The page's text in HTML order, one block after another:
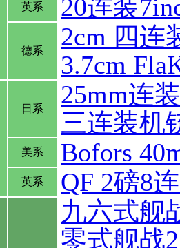
英系 20连装
德系
2cm 四连
3.7cm
日系
25mm连
三连装机
美系 Bofors
英系 QF 2磅8
九六式舰
零式舰战